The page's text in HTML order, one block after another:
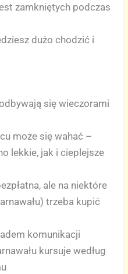
zamkniętych podczas
dużo chodzić i
się wieczorami
może się wahać –
lekkie, jak i cieplejsze
ale na niektóre
trzeba kupić
komunikacji
kursuje według